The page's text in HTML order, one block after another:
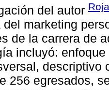
del autor
del marketing
de la carrera de
incluyó:
descriptivo
256 egresados,